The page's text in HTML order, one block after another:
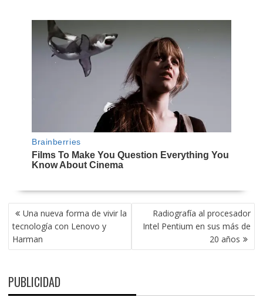
NAVEGACIÓN
DE
ENTRADAS
Una nueva forma de vivir la
tecnología con Lenovo y
Harman
Radiografía al procesador
Intel Pentium en sus más de
20 años
PUBLICIDAD